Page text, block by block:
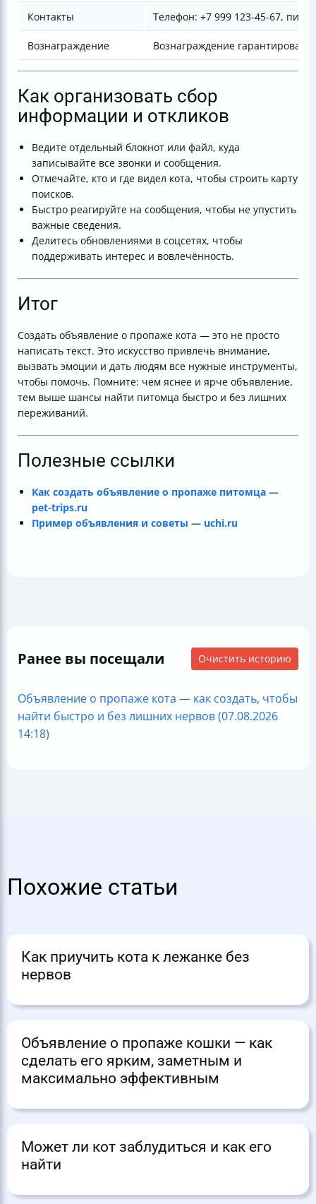
Контакты Телефон: +7 999 123-45-67,
Вознаграждение Вознаграждение
Как организовать сбор
информации и откликов
Ведите отдельный блокнот или файл, куда
записывайте все звонки и сообщения.
Отмечайте, кто и где видел кота, чтобы строить карту
поисков.
Быстро реагируйте на сообщения, чтобы не упустить
важные сведения.
Делитесь обновлениями в соцсетях, чтобы
поддерживать интерес и вовлечённость.
Итог
Создать объявление о пропаже кота — это не просто
написать текст. Это искусство привлечь внимание,
вызвать эмоции и дать людям все нужные инструменты,
чтобы помочь. Помните: чем яснее и ярче объявление,
тем выше шансы найти питомца быстро и без лишних
переживаний.
Полезные ссылки
Как создать объявление о пропаже питомца —
pet-trips.ru
Пример объявления и советы — uchi.ru
Ранее вы посещали Очистить историю
Объявление о пропаже кота — как создать, чтобы
найти быстро и без лишних нервов (07.08.2026
14:18)
Похожие статьи
Как приучить кота к лежанке без
нервов
Объявление о пропаже кошки — как
сделать его ярким, заметным и
максимально эффективным
Может ли кот заблудиться и как его
найти